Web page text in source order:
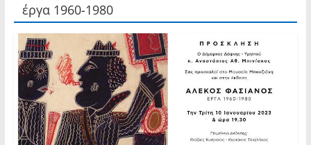
έργα 1960-1980